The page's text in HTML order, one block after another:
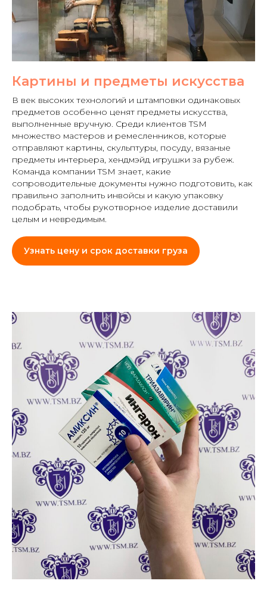
Картины и предметы искусства
В век высоких технологий и штамповки одинаковых
предметов особенно ценят предметы искусства,
выполненные вручную. Среди клиентов TSM
множество мастеров и ремесленников, которые
отправляют картины, скульптуры, посуду, вязаные
предметы интерьера, хендмэйд игрушки за рубеж.
Команда компании TSM знает, какие
сопроводительные документы нужно подготовить, как
правильно заполнить инвойсы и какую упаковку
подобрать, чтобы рукотворное изделие доставили
целым и невредимым.
Узнать цену и срок доставки груза